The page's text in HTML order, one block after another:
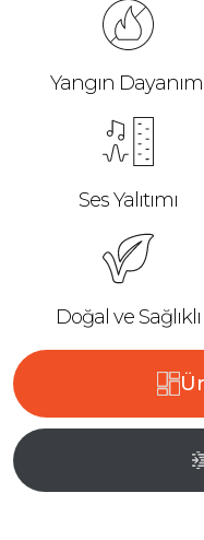
Yangın
Ses Yalıtımı
Doğal ve Sağlıklı